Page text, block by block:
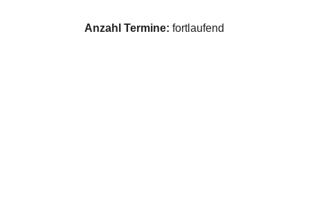
Anzahl Termine: fortlaufend